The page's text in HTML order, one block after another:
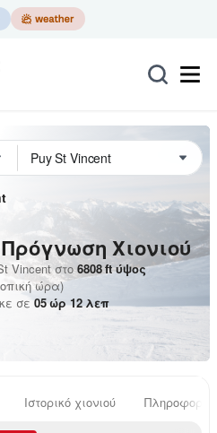
Πρόγνωση Χιονιού
Vincent στο 6808ftύψος
ώρα)
σε 05ώρ12λεπ
Ιστορικό χιονιού